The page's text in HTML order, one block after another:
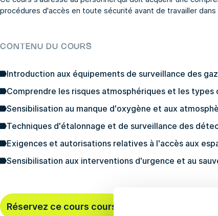
procédures d'accès en toute sécurité avant de travailler
CONTENU DU COURS
Introduction aux équipements de surveillance des gaz
Comprendre les risques atmosphériques et les types
Sensibilisation au manque d'oxygène et aux
Techniques d'étalonnage et de surveillance des
Exigences et autorisations relatives à l'accès aux
Sensibilisation aux interventions d'urgence et au
Réservez ce cours cours